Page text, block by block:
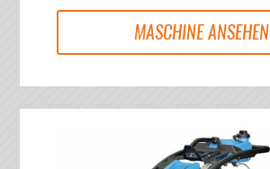
MASCHINE ANSEHEN